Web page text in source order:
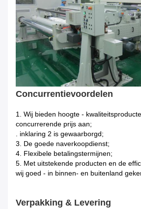
Concurrentievoordelen
1. Wij bieden hoogte -
concurrerende prijs aan;
. inklaring 2 is gewaarborgd;
3. De goede naverkoopdienst;
4. Flexibele betalingstermijnen;
5. Met uitstekende producten en de
wij goed - in binnen- en buitenland
Verpakking & Levering